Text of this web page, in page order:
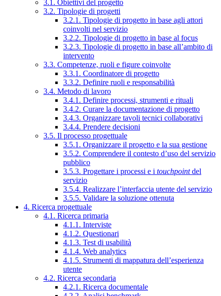
3.1. Obiettivi del progetto
3.2. Tipologie di progetti
3.2.1. Tipologie di progetto in base agli attori
coinvolti nel servizio
3.2.2. Tipologie di progetto in base al focus
3.2.3. Tipologie di progetto in base all’ambito di
intervento
3.3. Competenze, ruoli e figure coinvolte
3.3.1. Coordinatore di progetto
3.3.2. Definire ruoli e responsabilità
3.4. Metodo di lavoro
3.4.1. Definire processi, strumenti e rituali
3.4.2. Curare la documentazione di progetto
3.4.3. Organizzare tavoli tecnici collaborativi
3.4.4. Prendere decisioni
3.5. Il processo progettuale
3.5.1. Organizzare il progetto e la sua gestione
3.5.2. Comprendere il contesto d’uso del servizio
pubblico
3.5.3. Progettare i processi e i touchpointdel
servizio
3.5.4. Realizzare l’interfaccia utente del servizio
3.5.5. Validare la soluzione ottenuta
4. Ricerca progettuale
4.1. Ricerca primaria
4.1.1. Interviste
4.1.2. Questionari
4.1.3. Test di usabilità
4.1.4. Web analytics
4.1.5. Strumenti di mappatura dell’esperienza
utente
4.2. Ricerca secondaria
4.2.1. Ricerca documentale